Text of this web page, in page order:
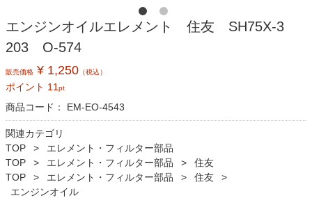
エンジンオイルエレメント 住友 SH75X-3
203 O-574
販売価格 ¥ 1,250 （税込）
ポイント 11 pt
商品コード： EM-EO-4543
関連カテゴリ
TOP
エレメント・フィルター部品
TOP
エレメント・フィルター部品
住友
TOP
エレメント・フィルター部品
住友
エンジンオイル